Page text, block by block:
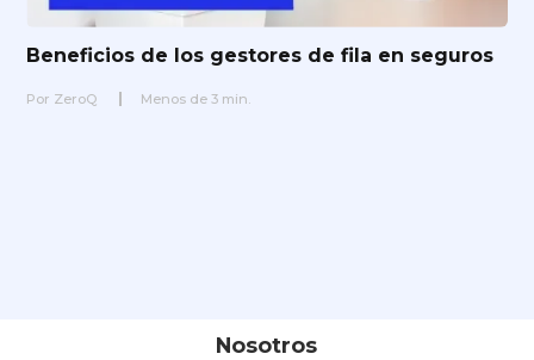
Beneficios de los gestores de fila en seguros
Por ZeroQ Menos de 3 min.
Nosotros